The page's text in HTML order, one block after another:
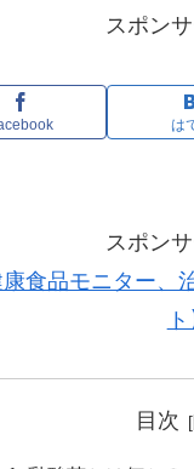
スポン
は
スポン
食品モニター
ト
目次